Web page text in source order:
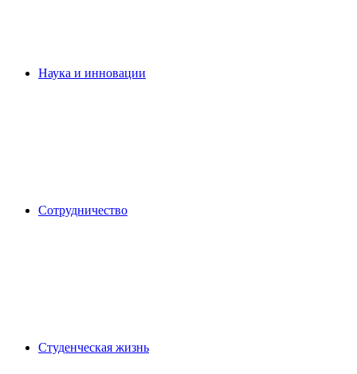
Наука и инновации
Сотрудничество
Студенческая жизнь